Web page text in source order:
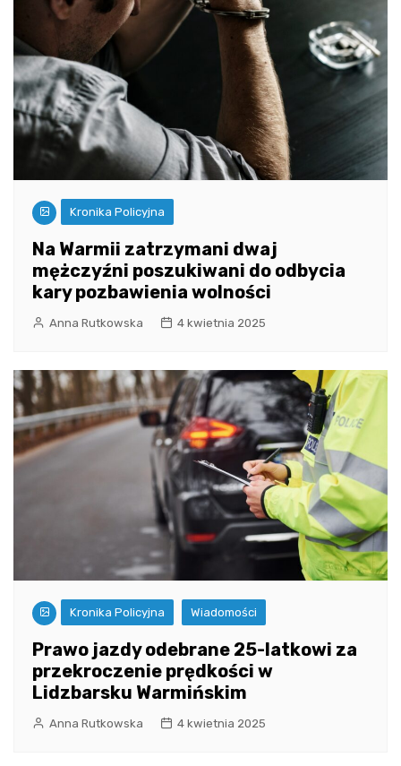
Kronika Policyjna
Na Warmii zatrzymani dwaj
mężczyźni poszukiwani do odbycia
kary pozbawienia wolności
Anna Rutkowska 4 kwietnia 2025
Kronika Policyjna Wiadomości
Prawo jazdy odebrane 25-latkowi za
przekroczenie prędkości w
Lidzbarsku Warmińskim
Anna Rutkowska 4 kwietnia 2025